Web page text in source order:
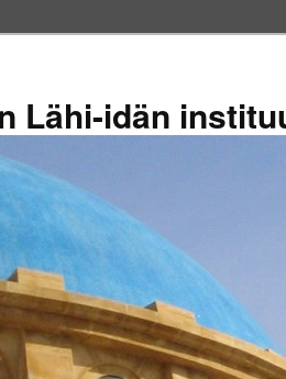
Lähi-idän